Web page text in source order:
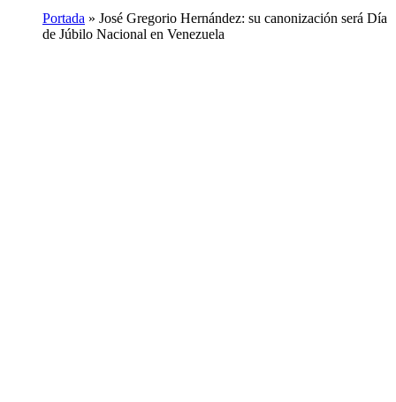
Portada » José Gregorio Hernández: su canonización será Día
de Júbilo Nacional en Venezuela